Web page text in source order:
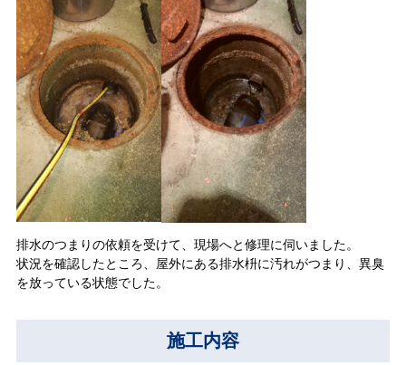
排水のつまりの依頼を受けて、現場へと修理に伺いました。
状況を確認したところ、屋外にある排水枡に汚れがつまり、異臭
を放っている状態でした。
施工内容